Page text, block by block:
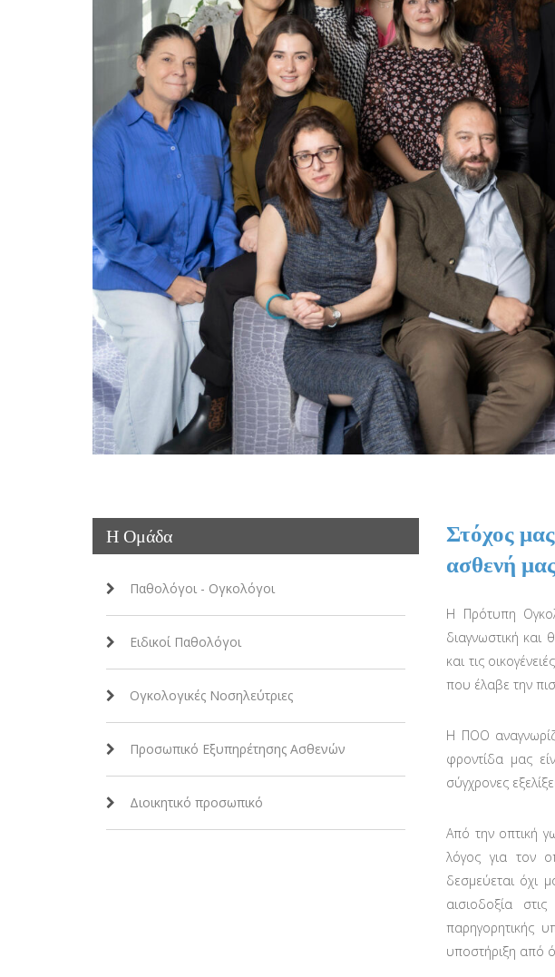
Η Ομάδα
Παθολόγοι - Ογκολόγοι
Ειδικοί Παθολόγοι
Ογκολογικές Νοσηλεύτριες
Προσωπικό Εξυπηρέτησης Ασθενών
Διοικητικό προσωπικό
Στόχος
ασθενή
Η Πρότυπη
διαγνωστική και
και τις
που έλαβε την
Η ΠΟΟ
φροντίδα μας
σύγχρονες
Από την οπτική
λόγος για τον
δεσμεύεται όχι
αισιοδοξία
παρηγορητικής
υποστήριξη από